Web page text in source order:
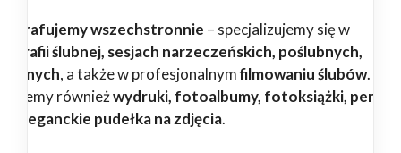
wszechstronnie – specjalizujemy się w
ślubnej, sesjach narzeczeńskich, poślubnych,
, a także w profesjonalnymfilmowaniu ślubów.
równieżwydruki, fotoalbumy, fotoksiążki,
eleganckie pudełka na zdjęcia.